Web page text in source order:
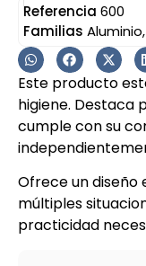
Referencia 600
Familias Aluminio,
Este producto
higiene. Destaca
cumple con su
Ofrece un diseño
múltiples
practicidad